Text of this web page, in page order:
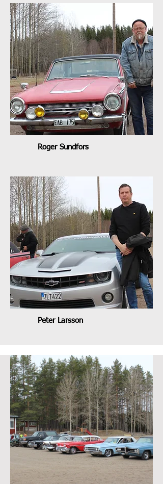
Roger Sundfors
Peter Larsson